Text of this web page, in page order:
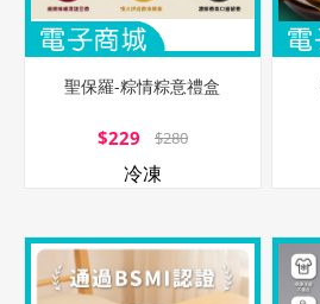
聖保羅-粽情粽意禮盒
$229 $280
冷凍